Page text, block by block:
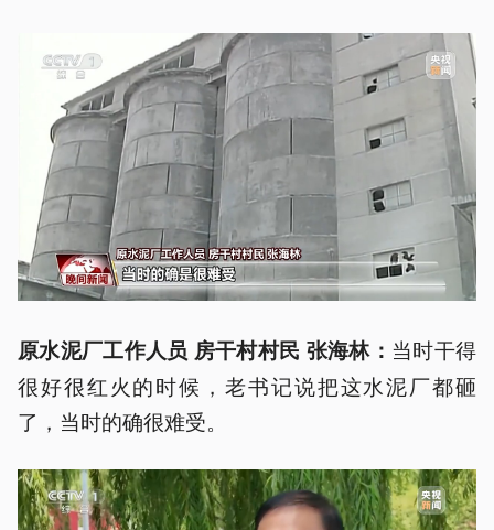
原水泥厂工作人员 房干村村民 张海林： 当时干得
很好很红火的时候，老书记说把这水泥厂都砸
了，当时的确很难受。